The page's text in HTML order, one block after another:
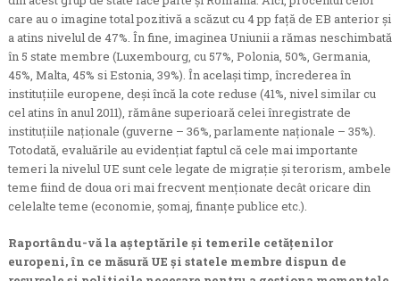
care au o imagine total pozitivă a scăzut cu 4 pp față de EB anterior și
a atins nivelul de 47%. În fine, imaginea Uniunii a rămas neschimbată
în 5 state membre (Luxembourg, cu 57%, Polonia, 50%, Germania,
45%, Malta, 45% si Estonia, 39%). În același timp, încrederea în
instituțiile europene, deși încă la cote reduse (41%, nivel similar cu
cel atins în anul 2011), rămâne superioară celei înregistrate de
instituțiile naționale (guverne – 36%, parlamente naționale – 35%).
Totodată, evaluările au evidențiat faptul că cele mai importante
temeri la nivelul UE sunt cele legate de migrație și terorism, ambele
teme fiind de doua ori mai frecvent menționate decât oricare din
celelalte teme (economie, șomaj, finanțe publice etc.).
Raportându-vă la așteptările și temerile cetățenilor
europeni, în ce măsură UE și statele membre dispun de